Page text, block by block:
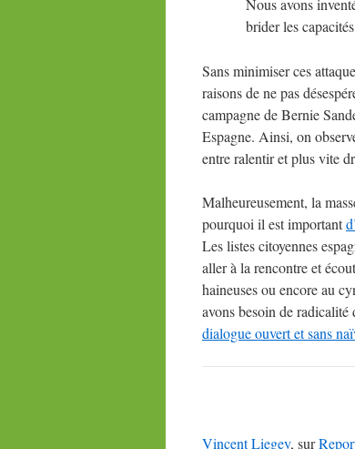
Nous avons
brider les
Sans minimiser ces
raisons de ne pas
campagne de Bernie
Espagne. Ainsi, on
entre ralentir et plus vite
Malheureusement, la
pourquoi il est important
Les listes citoyennes
aller à la rencontre et
haineuses ou encore au
avons besoin de radicalité
dialogue ouvert et sans
Vincent Liegey, sur